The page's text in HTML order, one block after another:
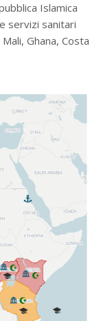
Islamica
servizi sanitari
Ghana, Costa